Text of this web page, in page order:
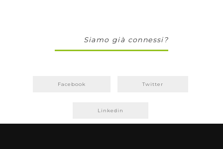
Siamo già connessi?
Facebook Twitter
Linkedin